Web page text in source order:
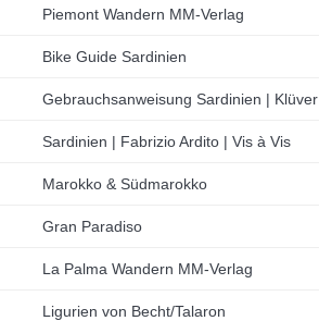
Piemont Wandern MM-Verlag
Bike Guide Sardinien
Gebrauchsanweisung Sardinien | Klüver
Sardinien | Fabrizio Ardito | Vis à Vis
Marokko & Südmarokko
Gran Paradiso
La Palma Wandern MM-Verlag
Ligurien von Becht/Talaron